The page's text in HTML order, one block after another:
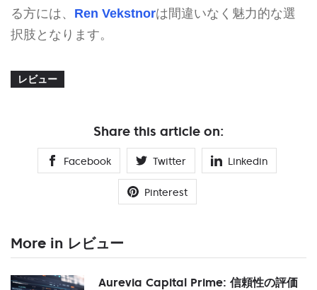
る方には、 Ren Vekstnorは間違いなく魅力的な選
択肢となります。
レビュー
Share this article on:
Facebook Twitter Linkedin
Pinterest
More in レビュー
Aurevia Capital Prime: 信頼性の評価